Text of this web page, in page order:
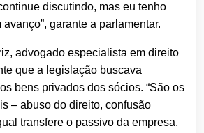
discutindo, mas eu tenho
garante a parlamentar.
advogado especialista em direito
que a legislação buscava
bens privados dos sócios. “São os
– abuso do direito, confusão
transfere o passivo da empresa,